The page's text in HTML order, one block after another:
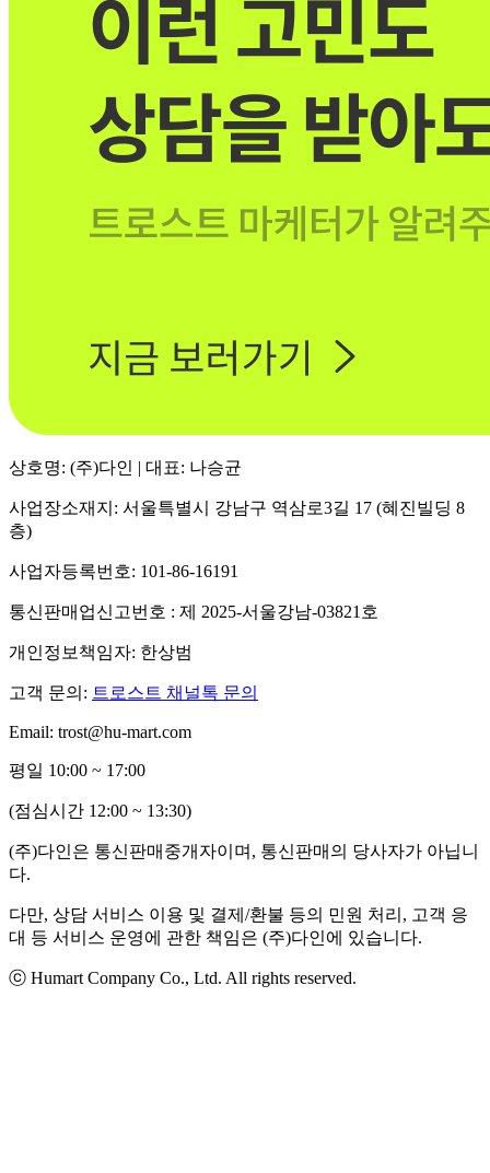
상호명: (주)다인 | 대표: 나승균
사업장소재지: 서울특별시 강남구 역삼로3길 17 (혜진빌딩 8
층)
사업자등록번호: 101-86-16191
통신판매업신고번호 : 제 2025-서울강남-03821호
개인정보책임자: 한상범
고객 문의: 트로스트 채널톡 문의
Email: trost@hu-mart.com
평일 10:00 ~ 17:00
(점심시간 12:00 ~ 13:30)
(주)다인은 통신판매중개자이며, 통신판매의 당사자가 아닙니
다.
다만, 상담 서비스 이용 및 결제/환불 등의 민원 처리, 고객 응
대 등 서비스 운영에 관한 책임은 (주)다인에 있습니다.
ⓒ Humart Company Co., Ltd. All rights reserved.